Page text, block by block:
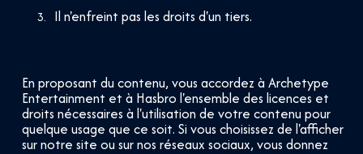
Il n'enfreint pas les droits d'un tiers.
En proposant du contenu, vous accordez à Archetype
Entertainment et à Hasbro l'ensemble des licences et
droits nécessaires à l'utilisation de votre contenu pour
quelque usage que ce soit. Si vous choisissez de l'afficher
sur notre site ou sur nos réseaux sociaux, vous donnez